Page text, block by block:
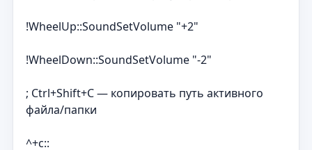
!WheelUp::SoundSetVolume "+2"
!WheelDown::SoundSetVolume "-2"
; Ctrl+Shift+C — копировать путь активного
файла/папки
^+c::